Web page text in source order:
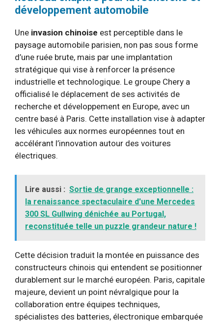
développement automobile
Une invasion chinoise est perceptible dans le
paysage automobile parisien, non pas sous forme
d’une ruée brute, mais par une implantation
stratégique qui vise à renforcer la présence
industrielle et technologique. Le groupe Chery a
officialisé le déplacement de ses activités de
recherche et développement en Europe, avec un
centre basé à Paris. Cette installation vise à adapter
les véhicules aux normes européennes tout en
accélérant l’innovation autour des voitures
électriques.
Lire aussi : Sortie de grange exceptionnelle :
la renaissance spectaculaire d'une Mercedes
300 SL Gullwing dénichée au Portugal,
reconstituée telle un puzzle grandeur nature !
Cette décision traduit la montée en puissance des
constructeurs chinois qui entendent se positionner
durablement sur le marché européen. Paris, capitale
majeure, devient un point névralgique pour la
collaboration entre équipes techniques,
spécialistes des batteries, électronique embarquée